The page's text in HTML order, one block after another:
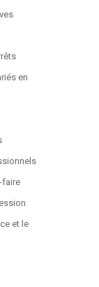
en
faire
et le